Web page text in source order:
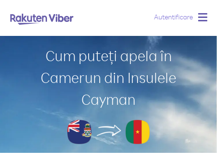
Autentificare
Cum puteți apela în
Camerun din Insulele
Cayman